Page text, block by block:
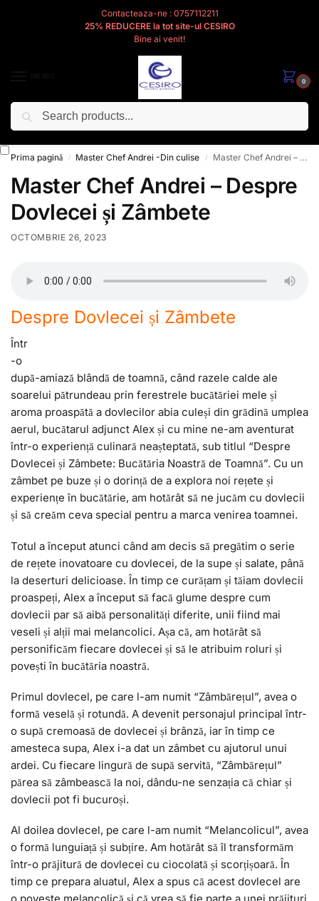
Contacteaza-ne : 0757112211
25% REDUCERE la tot site-ul CESIRO
Bine ai venit!
0
Cesiro
Prima pagină / Master Chef Andrei -Din culise / Master Chef Andrei – Despre Dovlecei și Zâmbete
Master Chef Andrei – Despre
Dovlecei și Zâmbete
OCTOMBRIE 26, 2023
Despre Dovlecei și Zâmbete
Într
-o
după-amiază blândă de toamnă, când razele calde ale
soarelui pătrundeau prin ferestrele bucătăriei mele și
aroma proaspătă a dovlecilor abia culeși din grădină umplea
aerul, bucătarul adjunct Alex și cu mine ne-am aventurat
într-o experiență culinară neașteptată, sub titlul “Despre
Dovlecei și Zâmbete: Bucătăria Noastră de Toamnă”. Cu un
zâmbet pe buze și o dorință de a explora noi rețete și
experiențe în bucătărie, am hotărât să ne jucăm cu dovlecii
și să creăm ceva special pentru a marca venirea toamnei.
Totul a început atunci când am decis să pregătim o serie
de rețete inovatoare cu dovlecei, de la supe și salate, până
la deserturi delicioase. În timp ce curățam și tăiam dovlecii
proaspeți, Alex a început să facă glume despre cum
dovlecii par să aibă personalități diferite, unii fiind mai
veseli și alții mai melancolici. Așa că, am hotărât să
personificăm fiecare dovlecei și să le atribuim roluri și
povești în bucătăria noastră.
Primul dovlecel, pe care l-am numit “Zâmbărețul”, avea o
formă veselă și rotundă. A devenit personajul principal într-
o supă cremoasă de dovlecei și brânză, iar în timp ce
amesteca supa, Alex i-a dat un zâmbet cu ajutorul unui
ardei. Cu fiecare lingură de supă servită, “Zâmbărețul”
părea să zâmbească la noi, dându-ne senzația că chiar și
dovlecii pot fi bucuroși.
Al doilea dovlecel, pe care l-am numit “Melancolicul”, avea
o formă lunguiață și subțire. Am hotărât să îl transformăm
într-o prăjitură de dovlecei cu ciocolată și scorțișoară. În
timp ce prepara aluatul, Alex a spus că acest dovlecel are